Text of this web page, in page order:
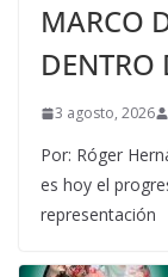
MARCO
DENTRO
3 agosto, 2026
Por: Róger
es hoy el
representación